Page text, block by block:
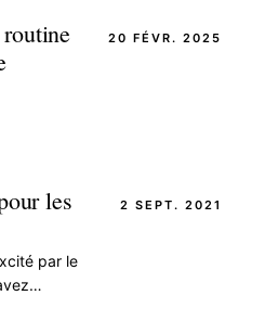
20 FÉVR. 2025
les
par le
2 SEPT. 2021